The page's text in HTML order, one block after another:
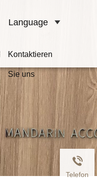
Language
Kontaktieren
Sie uns
Telefon